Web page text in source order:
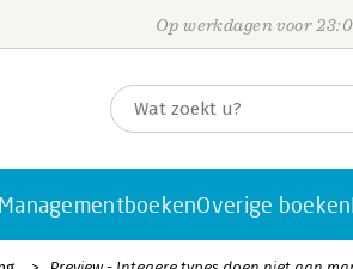
Op werkdagen voor
ManagementboekenOverige boeken